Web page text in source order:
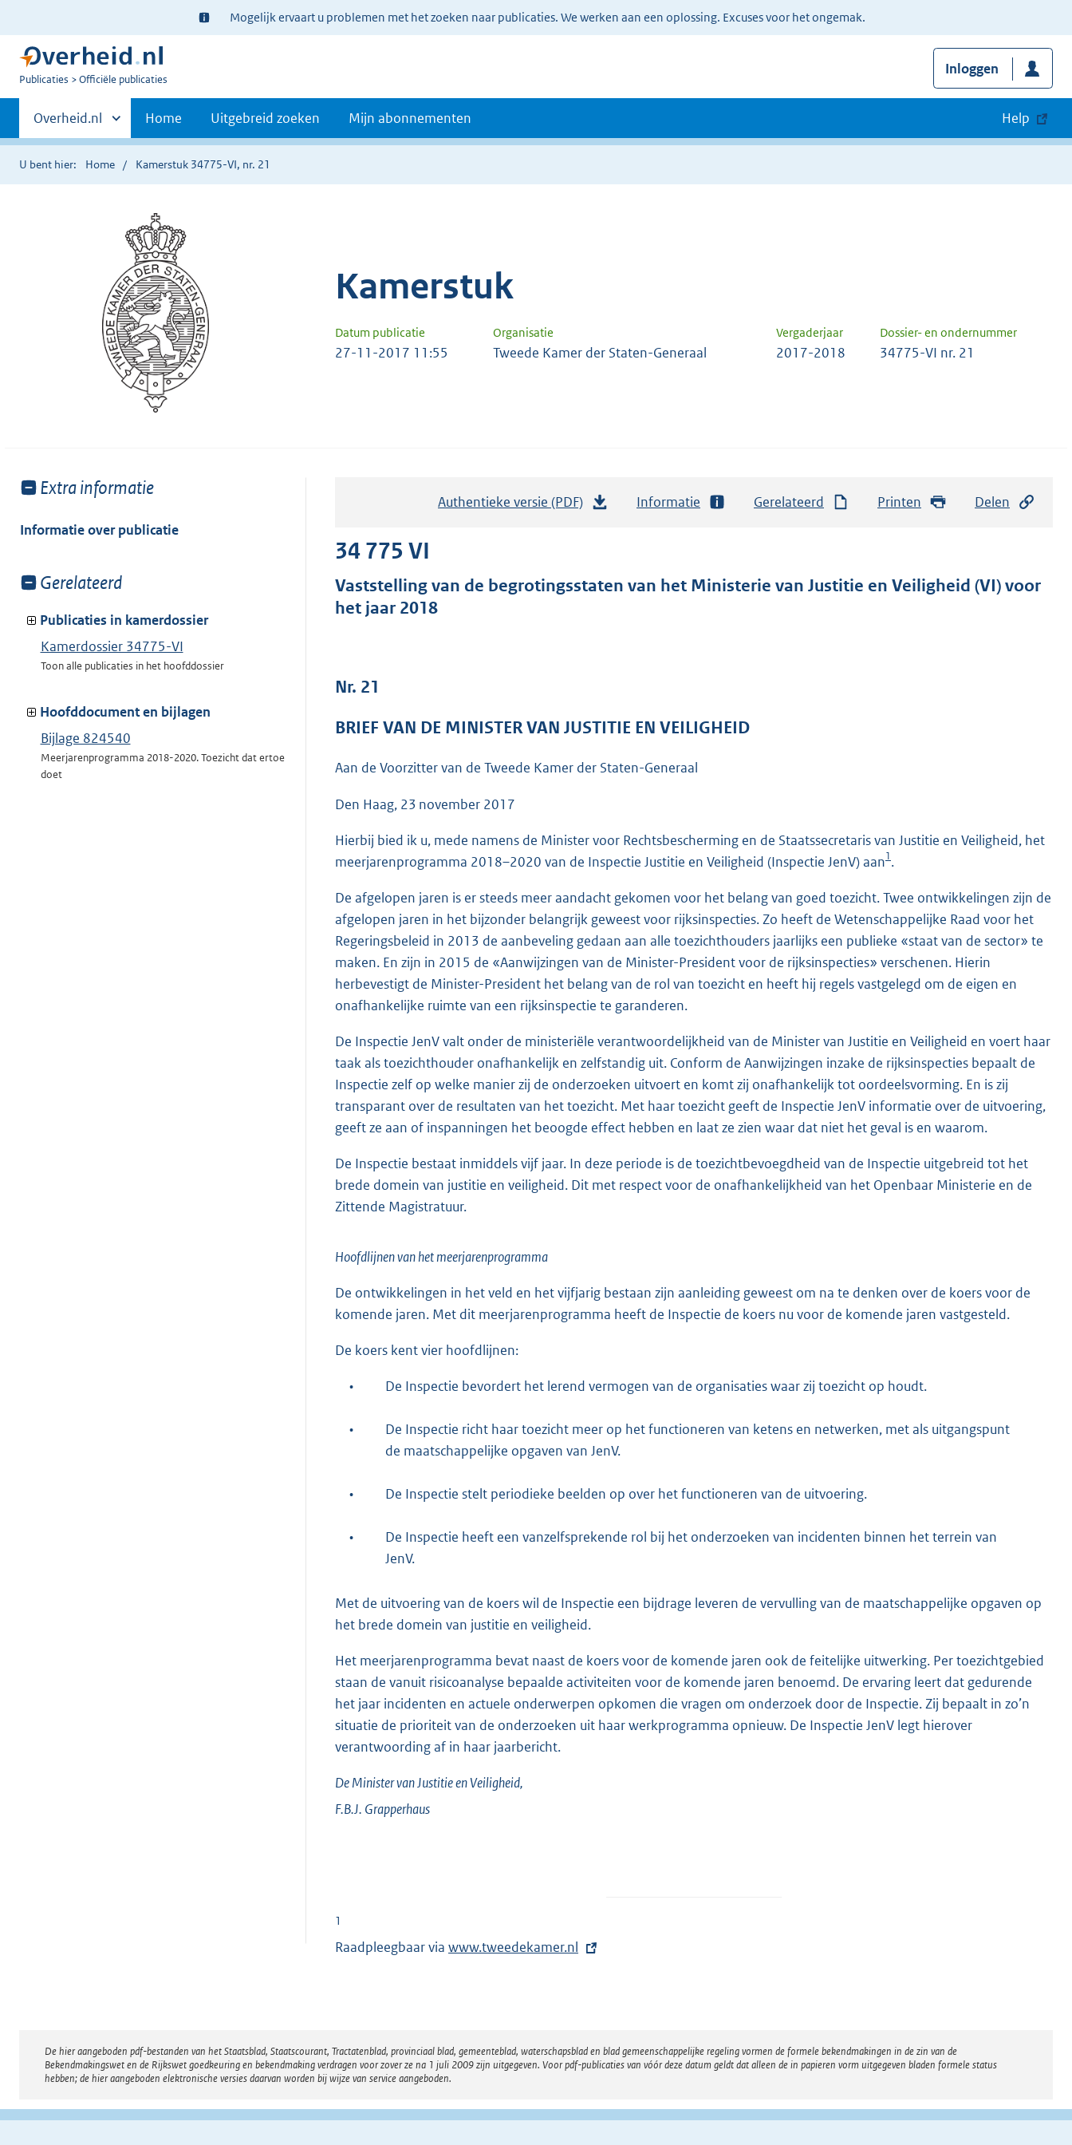
Ter
informatie:
Mogelijk ervaart u problemen met het zoeken naar publicaties. We werken aan een oplossing. Excuses voor het ongemak.
U
Publicaties Officiële publicaties
Inloggen
Primaire
navigatie
Andere
sites
binnen
Overheid.nl Home Uitgebreid zoeken Mijn abonnementen Help
U bent hier: Home Kamerstuk 34775-VI, nr. 21
Kamerstuk
Datum publicatie Organisatie Vergaderjaar Dossier- en ondernummer
27-11-2017 11:55 Tweede Kamer der Staten-Generaal 2017-2018 34775-VI nr. 21
Toon
van:
Extra informatie
Informatie over publicatie
Toon
van:
Gerelateerd
Publicaties in kamerdossier
Kamerdossier 34775-VI
Toon alle publicaties in het hoofddossier
Hoofddocument en bijlagen
Bijlage 824540
Meerjarenprogramma 2018-2020. Toezicht dat ertoe
doet
Authentieke versie (PDF)
a
o
o
t
4
2
K
Informatie Gerelateerd Printen Delen
34 775 VI
Vaststelling van de begrotingsstaten van het Ministerie van Justitie en Veiligheid (VI) voor
het jaar 2018
Nr. 21
BRIEF VAN DE MINISTER VAN JUSTITIE EN VEILIGHEID
Aan de Voorzitter van de Tweede Kamer der Staten-Generaal
Den Haag, 23 november 2017
Hierbij bied ik u, mede namens de Minister voor Rechtsbescherming en de Staatssecretaris van Justitie en Veiligheid, het
meerjarenprogramma 2018–2020 van de Inspectie Justitie en Veiligheid (Inspectie JenV) aan1.
De afgelopen jaren is er steeds meer aandacht gekomen voor het belang van goed toezicht. Twee ontwikkelingen zijn de
afgelopen jaren in het bijzonder belangrijk geweest voor rijksinspecties. Zo heeft de Wetenschappelijke Raad voor het
Regeringsbeleid in 2013 de aanbeveling gedaan aan alle toezichthouders jaarlijks een publieke «staat van de sector» te
maken. En zijn in 2015 de «Aanwijzingen van de Minister-President voor de rijksinspecties» verschenen. Hierin
herbevestigt de Minister-President het belang van de rol van toezicht en heeft hij regels vastgelegd om de eigen en
onafhankelijke ruimte van een rijksinspectie te garanderen.
De Inspectie JenV valt onder de ministeriële verantwoordelijkheid van de Minister van Justitie en Veiligheid en voert haar
taak als toezichthouder onafhankelijk en zelfstandig uit. Conform de Aanwijzingen inzake de rijksinspecties bepaalt de
Inspectie zelf op welke manier zij de onderzoeken uitvoert en komt zij onafhankelijk tot oordeelsvorming. En is zij
transparant over de resultaten van het toezicht. Met haar toezicht geeft de Inspectie JenV informatie over de uitvoering,
geeft ze aan of inspanningen het beoogde effect hebben en laat ze zien waar dat niet het geval is en waarom.
De Inspectie bestaat inmiddels vijf jaar. In deze periode is de toezichtbevoegdheid van de Inspectie uitgebreid tot het
brede domein van justitie en veiligheid. Dit met respect voor de onafhankelijkheid van het Openbaar Ministerie en de
Zittende Magistratuur.
Hoofdlijnen van het meerjarenprogramma
De ontwikkelingen in het veld en het vijfjarig bestaan zijn aanleiding geweest om na te denken over de koers voor de
komende jaren. Met dit meerjarenprogramma heeft de Inspectie de koers nu voor de komende jaren vastgesteld.
De koers kent vier hoofdlijnen:
• De Inspectie bevordert het lerend vermogen van de organisaties waar zij toezicht op houdt.
•
De Inspectie richt haar toezicht meer op het functioneren van ketens en netwerken, met als uitgangspunt
de maatschappelijke opgaven van JenV.
• De Inspectie stelt periodieke beelden op over het functioneren van de uitvoering.
•
De Inspectie heeft een vanzelfsprekende rol bij het onderzoeken van incidenten binnen het terrein van
JenV.
Met de uitvoering van de koers wil de Inspectie een bijdrage leveren de vervulling van de maatschappelijke opgaven op
het brede domein van justitie en veiligheid.
Het meerjarenprogramma bevat naast de koers voor de komende jaren ook de feitelijke uitwerking. Per toezichtgebied
staan de vanuit risicoanalyse bepaalde activiteiten voor de komende jaren benoemd. De ervaring leert dat gedurende
het jaar incidenten en actuele onderwerpen opkomen die vragen om onderzoek door de Inspectie. Zij bepaalt in zo’n
situatie de prioriteit van de onderzoeken uit haar werkprogramma opnieuw. De Inspectie JenV legt hierover
verantwoording af in haar jaarbericht.
De Minister van Justitie en Veiligheid,
F.B.J. Grapperhaus
1
Raadpleegbaar via E
n
e
i
www.tweedekamer.nl
Disclaimer
De hier aangeboden pdf-bestanden van het Staatsblad, Staatscourant, Tractatenblad, provinciaal blad, gemeenteblad, waterschapsblad en blad gemeenschappelijke regeling vormen de formele bekendmakingen in de zin van de
Bekendmakingswet en de Rijkswet goedkeuring en bekendmaking verdragen voor zover ze na 1 juli 2009 zijn uitgegeven. Voor pdf-publicaties van vóór deze datum geldt dat alleen de in papieren vorm uitgegeven bladen formele status
hebben; de hier aangeboden elektronische versies daarvan worden bij wijze van service aangeboden.